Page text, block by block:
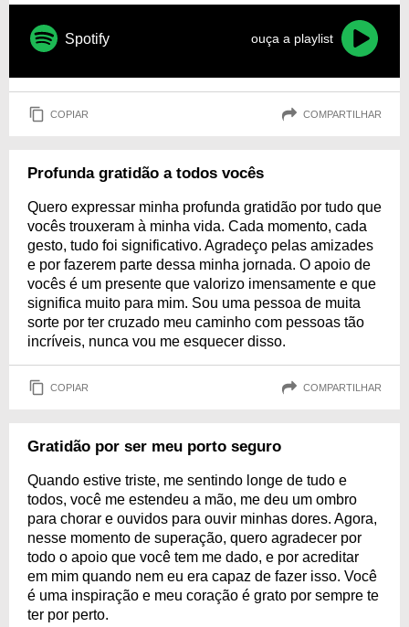
Spotify ouça a playlist
COPIAR COMPARTILHAR
Profunda gratidão a todos vocês
Quero expressar minha profunda gratidão por tudo que
vocês trouxeram à minha vida. Cada momento, cada
gesto, tudo foi significativo. Agradeço pelas amizades
e por fazerem parte dessa minha jornada. O apoio de
vocês é um presente que valorizo imensamente e que
significa muito para mim. Sou uma pessoa de muita
sorte por ter cruzado meu caminho com pessoas tão
incríveis, nunca vou me esquecer disso.
COPIAR COMPARTILHAR
Gratidão por ser meu porto seguro
Quando estive triste, me sentindo longe de tudo e
todos, você me estendeu a mão, me deu um ombro
para chorar e ouvidos para ouvir minhas dores. Agora,
nesse momento de superação, quero agradecer por
todo o apoio que você tem me dado, e por acreditar
em mim quando nem eu era capaz de fazer isso. Você
é uma inspiração e meu coração é grato por sempre te
ter por perto.